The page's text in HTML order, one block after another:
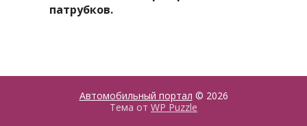
патрубков.
Автомобильный портал © 2026
Тема от WP Puzzle